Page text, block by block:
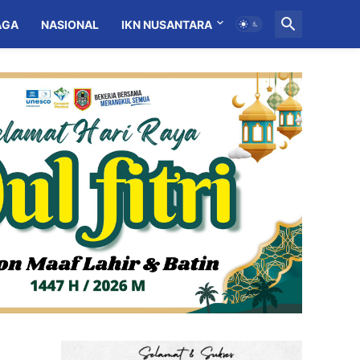
NASIONAL IKN NUSANTARA MITRA